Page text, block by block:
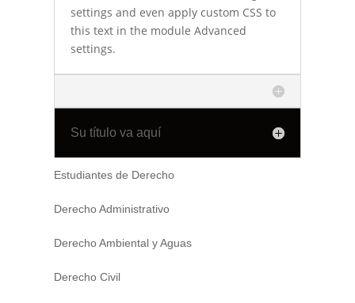
settings and even apply custom CSS to
this text in the module Advanced
settings.
Su título va aquí
Estudiantes de Derecho
Derecho Administrativo
Derecho Ambiental y Aguas
Derecho Civil